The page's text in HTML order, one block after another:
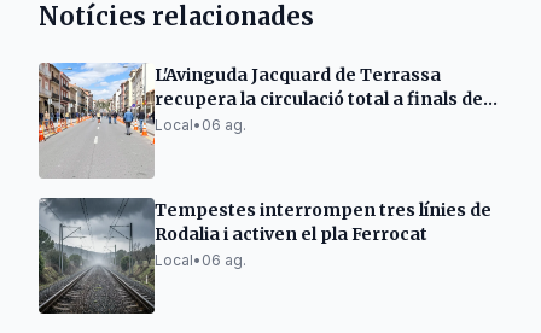
Notícies relacionades
L'Avinguda Jacquard de Terrassa
recupera la circulació total a finals de
setmana
Local• 06 ag.
Tempestes interrompen tres línies de
Rodalia i activen el pla Ferrocat
Local• 06 ag.